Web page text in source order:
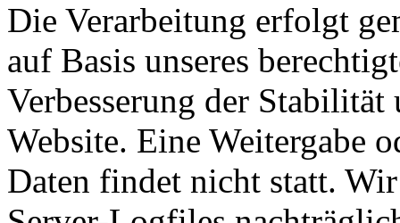
Die Verarbeitung erfolgt
auf Basis unseres
Verbesserung der
Website. Eine Weitergabe
Daten findet nicht statt.